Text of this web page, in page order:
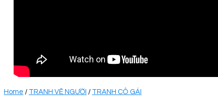
Home / TRANH VẼ NGƯỜI / TRANH CÔ GÁI